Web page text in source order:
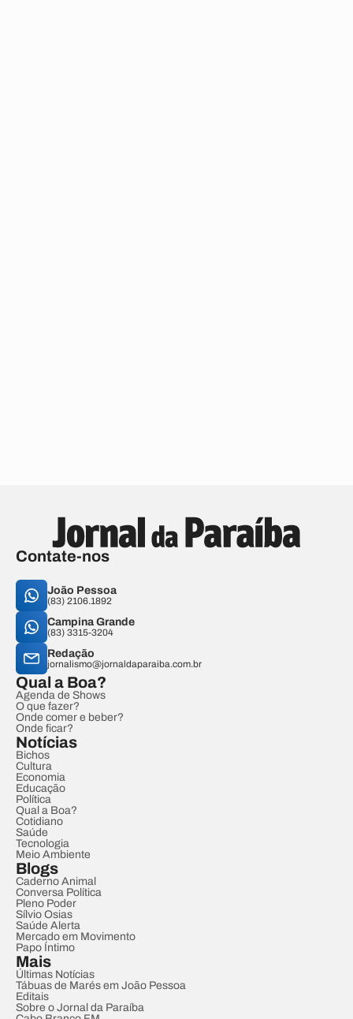
Contate-nos
João Pessoa
(83) 2106.1892
Campina Grande
(83) 3315-3204
Redação
jornalismo@jornaldaparaiba.com.br
Qual a Boa?
Agenda de Shows
O que fazer?
Onde comer e beber?
Onde ficar?
Notícias
Bichos
Cultura
Economia
Educação
Política
Qual a Boa?
Cotidiano
Saúde
Tecnologia
Meio Ambiente
Blogs
Caderno Animal
Conversa Política
Pleno Poder
Sílvio Osias
Saúde Alerta
Mercado em Movimento
Papo Íntimo
Mais
Últimas Notícias
Tábuas de Marés em João Pessoa
Editais
Sobre o Jornal da Paraíba